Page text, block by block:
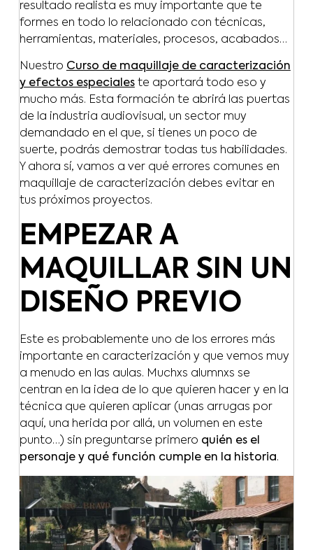
resultado realista es muy importante que te
formes en todo lo relacionado con técnicas,
herramientas, materiales, procesos, acabados…
Nuestro Curso de maquillaje de caracterización
y efectos especialeste aportará todo eso y
mucho más. Esta formación te abrirá las puertas
de la industria audiovisual, un sector muy
demandado en el que, si tienes un poco de
suerte, podrás demostrar todas tus habilidades.
Y ahora sí, vamos a ver qué errores comunes en
maquillaje de caracterización debes evitar en
tus próximos proyectos.
EMPEZAR A
MAQUILLAR SIN UN
DISEÑO PREVIO
Este es probablemente uno de los errores más
importante en caracterización y que vemos muy
a menudo en las aulas. Muchxs alumnxs se
centran en la idea de lo que quieren hacer y en la
técnica que quieren aplicar (unas arrugas por
aquí, una herida por allá, un volumen en este
punto…) sin preguntarse primero quién es el
personaje y qué función cumple en la historia.